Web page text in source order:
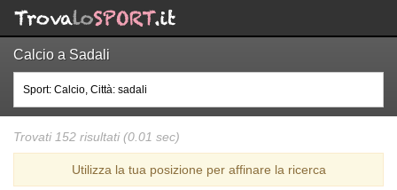
Calcio a Sadali
Trovati 152 risultati (0.01 sec)
Utilizza la tua posizione per affinare la ricerca